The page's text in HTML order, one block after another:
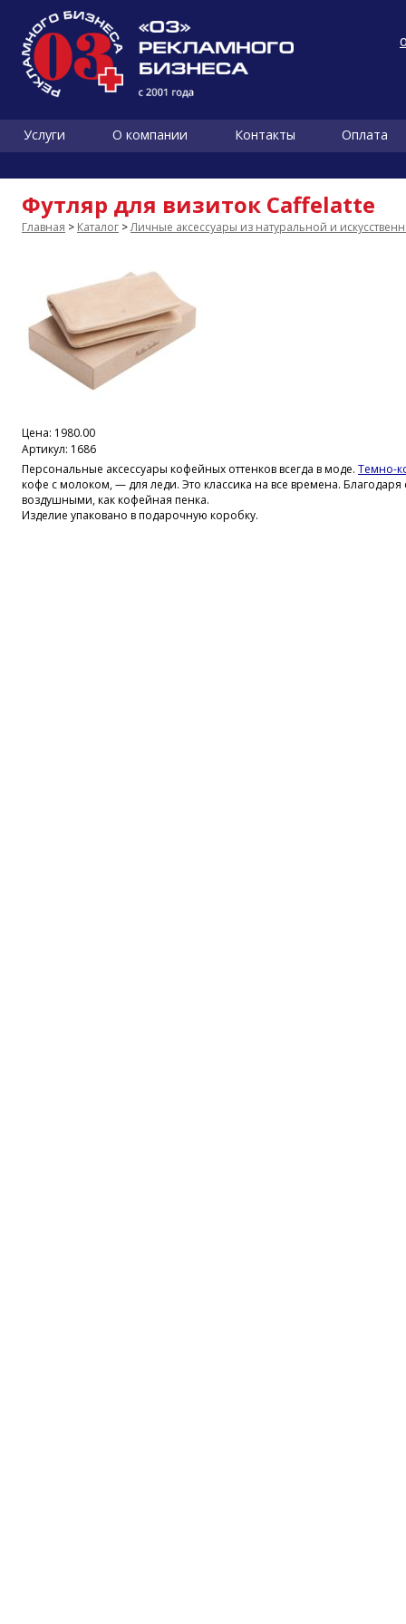
Услуги О компании Контакты Оплата
Футляр для визиток Caffelatte
Главная > Каталог >Личные аксессуары из натуральной и
Цена: 1980.00
Артикул: 1686
Персональные аксессуары кофейных оттенков всегда в моде. Темно-
кофе с молоком, — для леди. Это классика на все времена.
воздушными, как кофейная пенка.
Изделие упаковано в подарочную коробку.